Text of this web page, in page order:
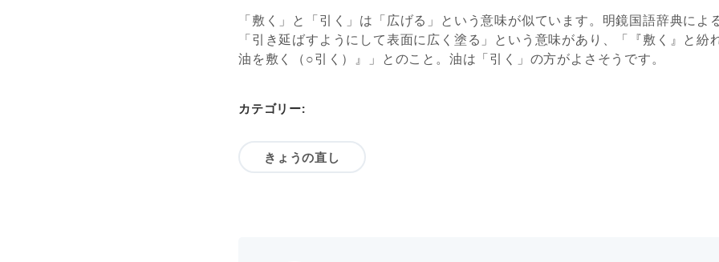
「敷く」と「引く」は「広げる」という意味が似ています。明鏡国語辞典によ
「引き延ばすようにして表面に広く塗る」という意味があり、「『敷く』と紛
油を敷く（○引く）』」とのこと。油は「引く」の方がよさそうです。
カテゴリー:
きょうの直し